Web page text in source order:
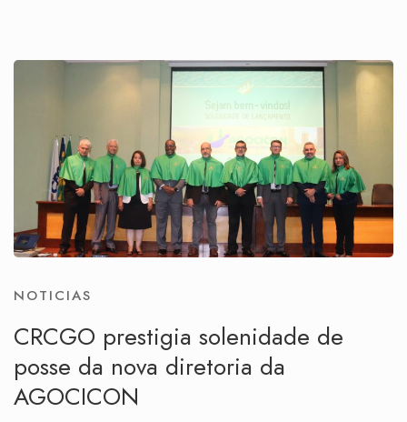
NOTICIAS
CRCGO prestigia solenidade de
posse da nova diretoria da
AGOCICON